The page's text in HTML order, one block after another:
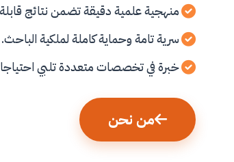
منهجية علمية دقيقة تضمن نتائج
سرية تامة وحماية كاملة لملكية الباحث.
خبرة في تخصصات متعددة تلبي
من نحن